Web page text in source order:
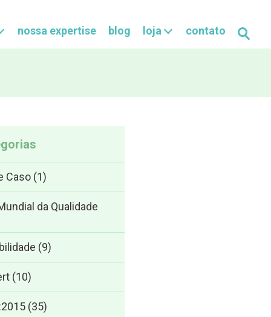
nossa expertise blog loja contato
Buscar
Caso (1)
da Qualidade
(9)
(10)
(35)